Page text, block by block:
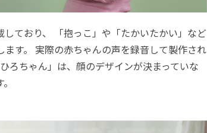
ており、 「抱っこ」や「たかいたかい」など
す。 実際の赤ちゃんの声を録音して製作され
ろちゃん」は、顔のデザインが決まっていな